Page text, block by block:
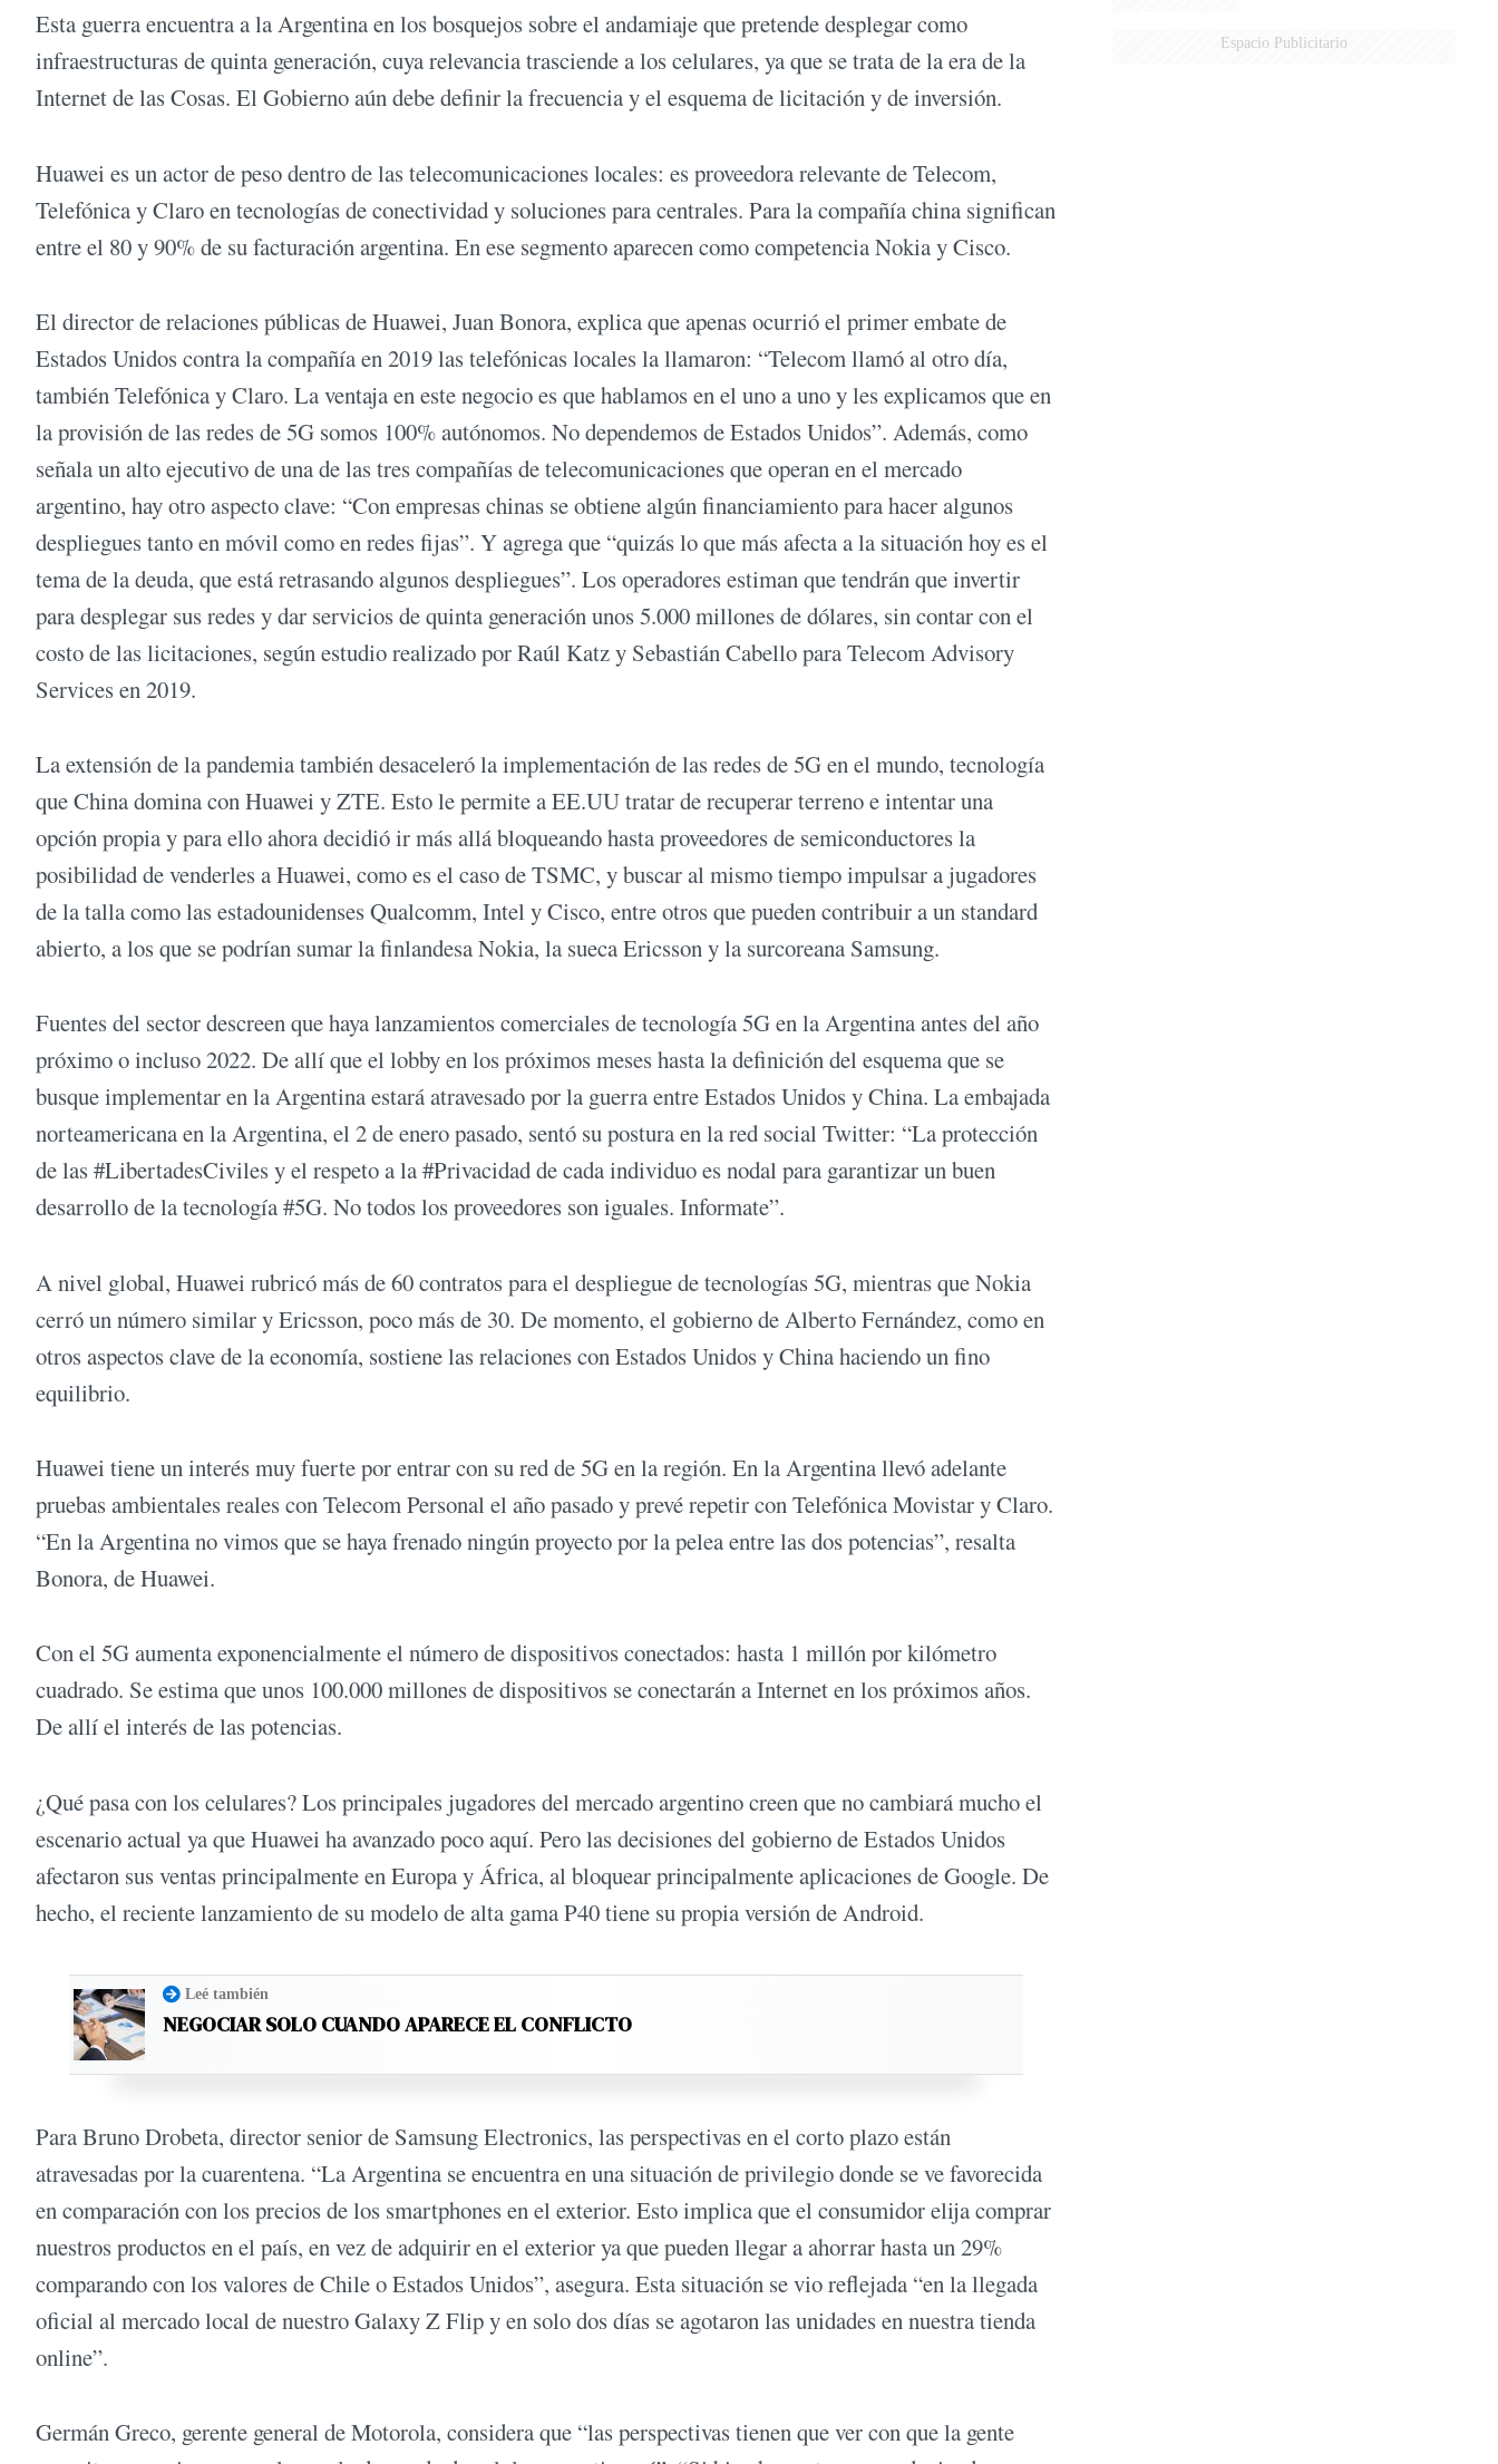
Esta guerra encuentra a la Argentina en los bosquejos sobre el andamiaje que pretende desplegar como
infraestructuras de quinta generación, cuya relevancia trasciende a los celulares, ya que se trata de la era de la
Internet de las Cosas. El Gobierno aún debe definir la frecuencia y el esquema de licitación y de inversión.
Huawei es un actor de peso dentro de las telecomunicaciones locales: es proveedora relevante de Telecom,
Telefónica y Claro en tecnologías de conectividad y soluciones para centrales. Para la compañía china significan
entre el 80 y 90% de su facturación argentina. En ese segmento aparecen como competencia Nokia y Cisco.
El director de relaciones públicas de Huawei, Juan Bonora, explica que apenas ocurrió el primer embate de
Estados Unidos contra la compañía en 2019 las telefónicas locales la llamaron: “Telecom llamó al otro día,
también Telefónica y Claro. La ventaja en este negocio es que hablamos en el uno a uno y les explicamos que en
la provisión de las redes de 5G somos 100% autónomos. No dependemos de Estados Unidos”. Además, como
señala un alto ejecutivo de una de las tres compañías de telecomunicaciones que operan en el mercado
argentino, hay otro aspecto clave: “Con empresas chinas se obtiene algún financiamiento para hacer algunos
despliegues tanto en móvil como en redes fijas”. Y agrega que “quizás lo que más afecta a la situación hoy es el
tema de la deuda, que está retrasando algunos despliegues”. Los operadores estiman que tendrán que invertir
para desplegar sus redes y dar servicios de quinta generación unos 5.000 millones de dólares, sin contar con el
costo de las licitaciones, según estudio realizado por Raúl Katz y Sebastián Cabello para Telecom Advisory
Services en 2019.
La extensión de la pandemia también desaceleró la implementación de las redes de 5G en el mundo, tecnología
que China domina con Huawei y ZTE. Esto le permite a EE.UU tratar de recuperar terreno e intentar una
opción propia y para ello ahora decidió ir más allá bloqueando hasta proveedores de semiconductores la
posibilidad de venderles a Huawei, como es el caso de TSMC, y buscar al mismo tiempo impulsar a jugadores
de la talla como las estadounidenses Qualcomm, Intel y Cisco, entre otros que pueden contribuir a un standard
abierto, a los que se podrían sumar la finlandesa Nokia, la sueca Ericsson y la surcoreana Samsung.
Fuentes del sector descreen que haya lanzamientos comerciales de tecnología 5G en la Argentina antes del año
próximo o incluso 2022. De allí que el lobby en los próximos meses hasta la definición del esquema que se
busque implementar en la Argentina estará atravesado por la guerra entre Estados Unidos y China. La embajada
norteamericana en la Argentina, el 2 de enero pasado, sentó su postura en la red social Twitter: “La protección
de las #LibertadesCiviles y el respeto a la #Privacidad de cada individuo es nodal para garantizar un buen
desarrollo de la tecnología #5G. No todos los proveedores son iguales. Informate”.
A nivel global, Huawei rubricó más de 60 contratos para el despliegue de tecnologías 5G, mientras que Nokia
cerró un número similar y Ericsson, poco más de 30. De momento, el gobierno de Alberto Fernández, como en
otros aspectos clave de la economía, sostiene las relaciones con Estados Unidos y China haciendo un fino
equilibrio.
Huawei tiene un interés muy fuerte por entrar con su red de 5G en la región. En la Argentina llevó adelante
pruebas ambientales reales con Telecom Personal el año pasado y prevé repetir con Telefónica Movistar y Claro.
“En la Argentina no vimos que se haya frenado ningún proyecto por la pelea entre las dos potencias”, resalta
Bonora, de Huawei.
Con el 5G aumenta exponencialmente el número de dispositivos conectados: hasta 1 millón por kilómetro
cuadrado. Se estima que unos 100.000 millones de dispositivos se conectarán a Internet en los próximos años.
De allí el interés de las potencias.
¿Qué pasa con los celulares? Los principales jugadores del mercado argentino creen que no cambiará mucho el
escenario actual ya que Huawei ha avanzado poco aquí. Pero las decisiones del gobierno de Estados Unidos
afectaron sus ventas principalmente en Europa y África, al bloquear principalmente aplicaciones de Google. De
hecho, el reciente lanzamiento de su modelo de alta gama P40 tiene su propia versión de Android.
Leé también
NEGOCIAR SOLO CUANDO APARECE EL CONFLICTO
Para Bruno Drobeta, director senior de Samsung Electronics, las perspectivas en el corto plazo están
atravesadas por la cuarentena. “La Argentina se encuentra en una situación de privilegio donde se ve favorecida
en comparación con los precios de los smartphones en el exterior. Esto implica que el consumidor elija comprar
nuestros productos en el país, en vez de adquirir en el exterior ya que pueden llegar a ahorrar hasta un 29%
comparando con los valores de Chile o Estados Unidos”, asegura. Esta situación se vio reflejada “en la llegada
oficial al mercado local de nuestro Galaxy Z Flip y en solo dos días se agotaron las unidades en nuestra tienda
online”.
Germán Greco, gerente general de Motorola, considera que “las perspectivas tienen que ver con que la gente
Espacio Publicitario